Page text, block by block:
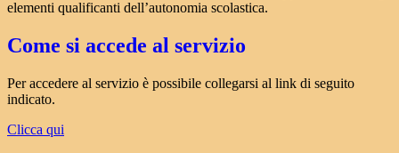
elementi qualificanti dell’autonomia scolastica.
Come si accede al servizio
Per accedere al servizio è possibile collegarsi al link di seguito
indicato.
Clicca qui